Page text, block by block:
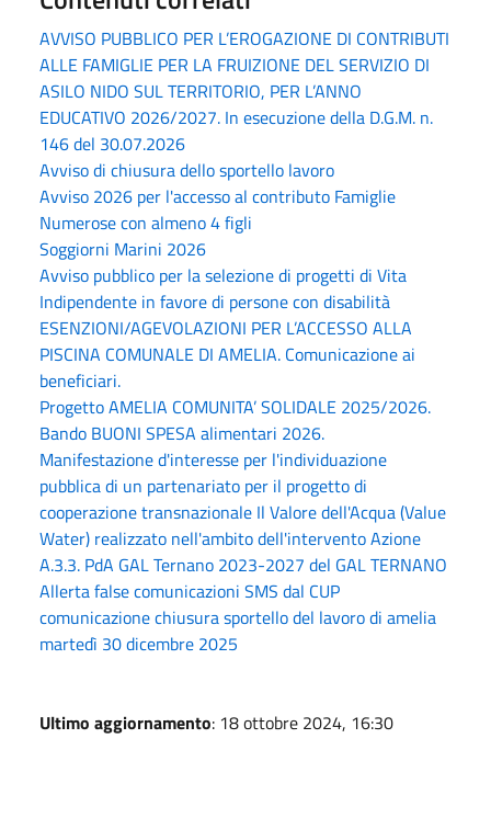
AVVISO PUBBLICO PER L’EROGAZIONE DI CONTRIBUTI
ALLE FAMIGLIE PER LA FRUIZIONE DEL SERVIZIO DI
ASILO NIDO SUL TERRITORIO, PER L’ANNO
EDUCATIVO 2026/2027. In esecuzione della D.G.M. n.
146 del 30.07.2026
Avviso di chiusura dello sportello lavoro
Avviso 2026 per l'accesso al contributo Famiglie
Numerose con almeno 4 figli
Soggiorni Marini 2026
Avviso pubblico per la selezione di progetti di Vita
Indipendente in favore di persone con disabilità
ESENZIONI/AGEVOLAZIONI PER L’ACCESSO ALLA
PISCINA COMUNALE DI AMELIA. Comunicazione ai
beneficiari.
Progetto AMELIA COMUNITA’ SOLIDALE 2025/2026.
Bando BUONI SPESA alimentari 2026.
Manifestazione d'interesse per l'individuazione
pubblica di un partenariato per il progetto di
cooperazione transnazionale Il Valore dell'Acqua (Value
Water) realizzato nell'ambito dell'intervento Azione
A.3.3. PdA GAL Ternano 2023-2027 del GAL TERNANO
Allerta false comunicazioni SMS dal CUP
comunicazione chiusura sportello del lavoro di amelia
martedì 30 dicembre 2025
Ultimo aggiornamento: 18 ottobre 2024, 16:30